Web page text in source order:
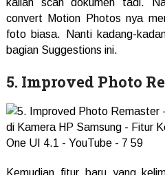
kalian scan dokumen tadi.
convert Motion Photos nya
foto biasa. Nanti kadang-
bagian Suggestions ini.
5. Improved Photo